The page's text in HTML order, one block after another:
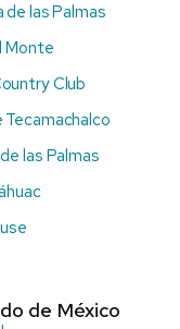
de las Palmas
Monte
Club
las Palmas
de México